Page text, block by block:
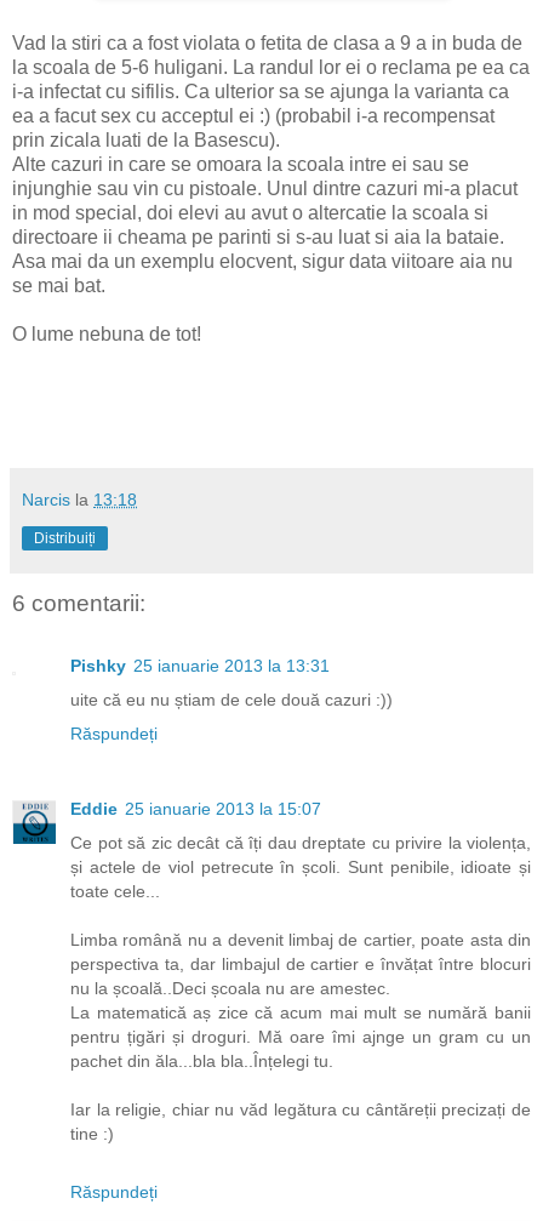
Vad la stiri ca a fost violata o fetita de clasa a 9 a in buda de
la scoala de 5-6 huligani. La randul lor ei o reclama pe ea ca
i-a infectat cu sifilis. Ca ulterior sa se ajunga la varianta ca
ea a facut sex cu acceptul ei :) (probabil i-a recompensat
prin zicala luati de la Basescu).
Alte cazuri in care se omoara la scoala intre ei sau se
injunghie sau vin cu pistoale. Unul dintre cazuri mi-a placut
in mod special, doi elevi au avut o altercatie la scoala si
directoare ii cheama pe parinti si s-au luat si aia la bataie.
Asa mai da un exemplu elocvent, sigur data viitoare aia nu
se mai bat.
O lume nebuna de tot!
Narcis la 13:18
Distribuiți
6 comentarii:
Pishky 25 ianuarie 2013 la 13:31
uite că eu nu știam de cele două cazuri :))
Răspundeți
Eddie 25 ianuarie 2013 la 15:07
Ce pot să zic decât că îți dau dreptate cu privire la violența,
și actele de viol petrecute în școli. Sunt penibile, idioate și
toate cele...
Limba română nu a devenit limbaj de cartier, poate asta din
perspectiva ta, dar limbajul de cartier e învățat între blocuri
nu la școală..Deci școala nu are amestec.
La matematică aș zice că acum mai mult se numără banii
pentru țigări și droguri. Mă oare îmi ajnge un gram cu un
pachet din ăla...bla bla..Înțelegi tu.
Iar la religie, chiar nu văd legătura cu cântăreții precizați de
tine :)
Răspundeți